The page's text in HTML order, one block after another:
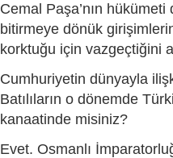
Cemal Paşa’nın
bitirmeye dönük
korktuğu için vazgeçtiğini
Cumhuriyetin dünyayla
Batılıların o dönemde
kanaatinde misiniz?
Evet. Osmanlı